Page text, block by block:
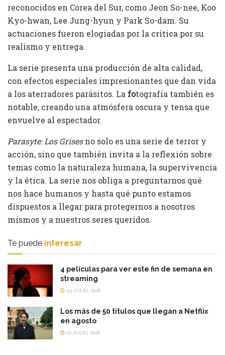
reconocidos en Corea del Sur, como Jeon So-nee, Koo
Kyo-hwan, Lee Jung-hyun y Park So-dam. Su
actuaciones fueron elogiadas por la crítica por su
realismo y entrega.
La serie presenta una producción de alta calidad,
con efectos especiales impresionantes que dan vida
a los aterradores parásitos. La fotografía también es
notable, creando una atmósfera oscura y tensa que
envuelve al espectador.
Parasyte: Los Grisesno solo es una serie de terror y
acción, sino que también invita a la reflexión sobre
temas como la naturaleza humana, la supervivencia
y la ética. La serie nos obliga a preguntarnos qué
nos hace humanos y hasta qué punto estamos
dispuestos a llegar para protegernos a nosotros
mismos y a nuestros seres queridos.
Te puede interesar
4 películas para ver este fin de semana en
streaming
24 JULIO, 2026
Los más de 50 títulos que llegan a Netflix
en agosto
22 JULIO, 2026